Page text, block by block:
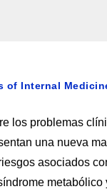
Internal
los problemas
una nueva
asociados